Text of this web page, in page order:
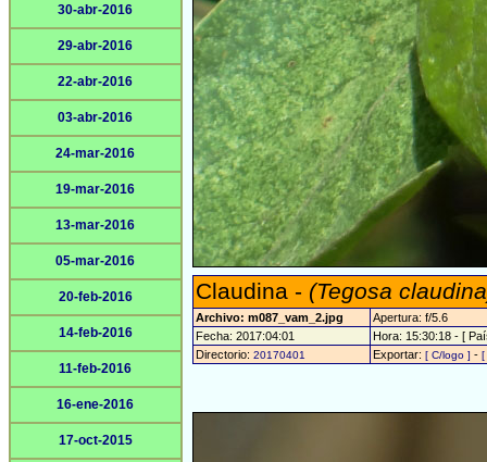
30-abr-2016
29-abr-2016
22-abr-2016
03-abr-2016
24-mar-2016
19-mar-2016
13-mar-2016
05-mar-2016
20-feb-2016
14-feb-2016
11-feb-2016
16-ene-2016
17-oct-2015
Claudina - (Tegosa
Archivo: m087_vam_2.jpg
Apertura: f/5.6
Fecha: 2017:04:01
Hora: 15:30:18 - [
Directorio: 20170401 Exportar: [ C/logo ] - [